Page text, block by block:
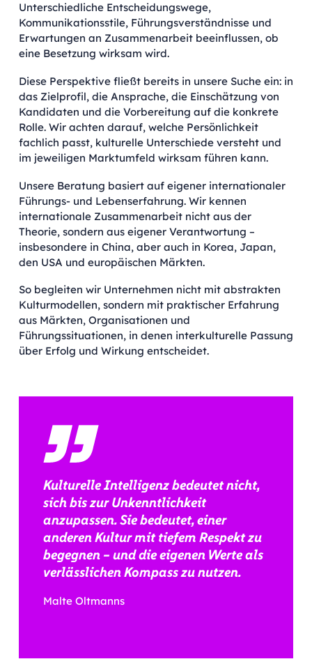
Unterschiedliche Entscheidungswege,
Kommunikationsstile, Führungsverständnisse und
Erwartungen an Zusammenarbeit beeinflussen, ob
eine Besetzung wirksam wird.
Diese Perspektive fließt bereits in unsere Suche ein: in
das Zielprofil, die Ansprache, die Einschätzung von
Kandidaten und die Vorbereitung auf die konkrete
Rolle. Wir achten darauf, welche Persönlichkeit
fachlich passt, kulturelle Unterschiede versteht und
im jeweiligen Marktumfeld wirksam führen kann.
Unsere Beratung basiert auf eigener internationaler
Führungs- und Lebenserfahrung. Wir kennen
internationale Zusammenarbeit nicht aus der
Theorie, sondern aus eigener Verantwortung –
insbesondere in China, aber auch in Korea, Japan,
den USA und europäischen Märkten.
So begleiten wir Unternehmen nicht mit abstrakten
Kulturmodellen, sondern mit praktischer Erfahrung
aus Märkten, Organisationen und
Führungssituationen, in denen interkulturelle Passung
über Erfolg und Wirkung entscheidet.
Kulturelle Intelligenz bedeutet nicht,
sich bis zur Unkenntlichkeit
anzupassen. Sie bedeutet, einer
anderen Kultur mit tiefem Respekt zu
begegnen – und die eigenen Werte als
verlässlichen Kompass zu nutzen.
Malte Oltmanns